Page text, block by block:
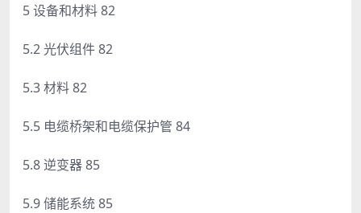
5 设备和材料 82
5.2 光伏组件 82
5.3 材料 82
5.5 电缆桥架和电缆保护管 84
5.8 逆变器 85
5.9 储能系统 85